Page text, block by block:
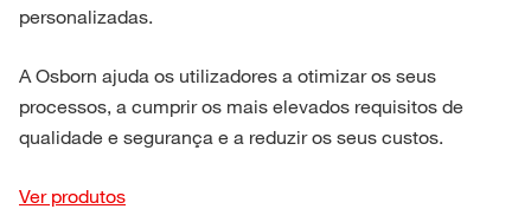
personalizadas.
A Osborn ajuda os utilizadores a otimizar os seus
processos, a cumprir os mais elevados requisitos de
qualidade e segurança e a reduzir os seus custos.
Ver produtos